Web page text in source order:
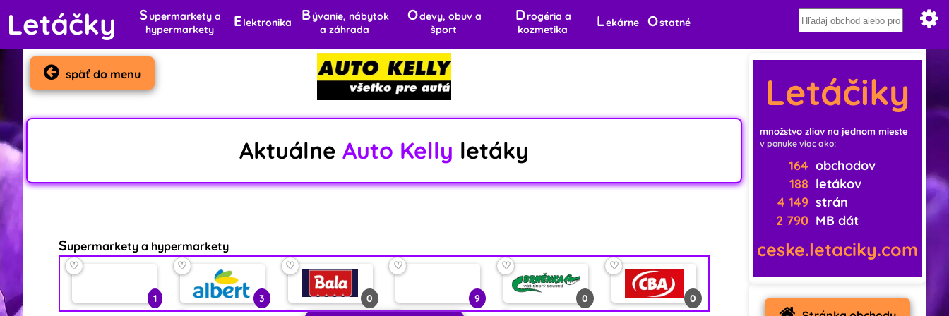
Letáčky Supermarkety a
hypermarkety
Elektronika Bývanie, nábytok
a záhrada
Odevy, obuv a
šport
Drogéria a
kozmetika
Lekárne Ostatné
späť do menu
Aktuálne Auto Kelly letáky
Supermarkety a hypermarkety
1
♡
3
♡
0
♡
9
♡
0
♡
0
♡
Letáčiky
množstvo zliav na jednom mieste
v ponuke viac ako:
164 obchodov
188 letákov
4 149 strán
2 790 MB dát
ceske.letaciky.com